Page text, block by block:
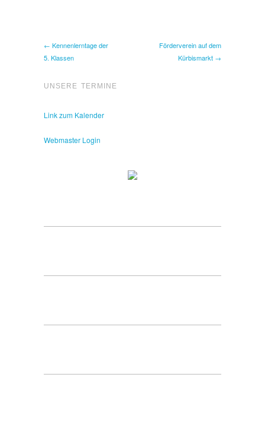
← Kennenlerntage der
5. Klassen
Förderverein auf dem
Kürbismarkt →
UNSERE TERMINE
Link zum Kalender
Webmaster Login